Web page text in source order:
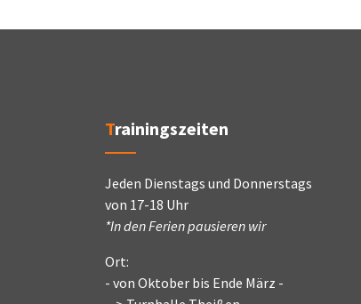
Trainingszeiten
Jeden Dienstags und Donnerstags
von 17-18 Uhr
*In den Ferien pausieren wir
Ort:
- von Oktober bis Ende März -